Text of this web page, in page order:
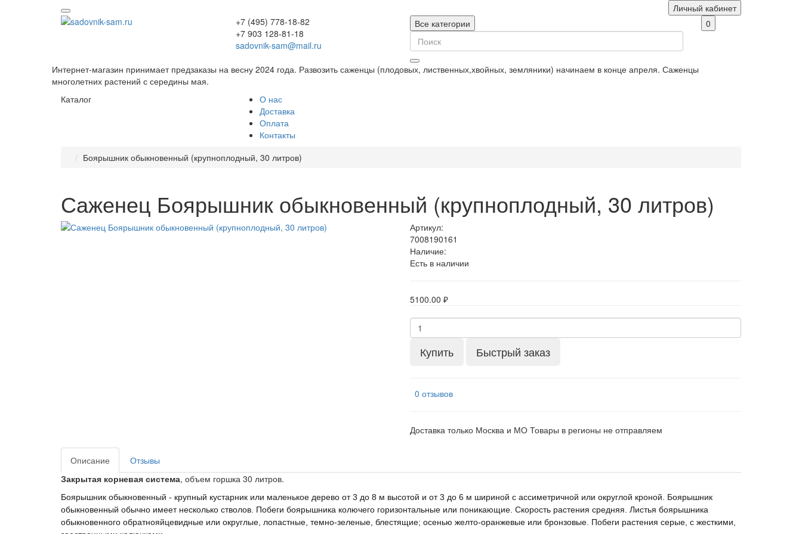
Личный кабинет
+7 (495) 778-18-82
+7 903 128-81-18
sadovnik-sam@mail.ru
0
Все категории
Интернет-магазин принимает предзаказы на весну 2024 года. Развозить саженцы (плодовых, лиственных,хвойных, земляники) начинаем в конце апреля. Саженцы
многолетних растений с середины мая.
Каталог
О нас
Доставка
Оплата
Контакты
Боярышник обыкновенный (крупноплодный, 30 литров)
Саженец Боярышник обыкновенный (крупноплодный, 30 литров)
Артикул:
7008190161
Наличие:
Есть в наличии
5100.00 ₽
Купить Быстрый заказ
0 отзывов
Доставка только Москва и МО Товары в регионы не отправляем
Описание
Отзывы
Закрытая корневая система, объем горшка 30 литров.
Боярышник обыкновенный - крупный кустарник или маленькое дерево от 3 до 8 м высотой и от 3 до 6 м шириной с ассиметричной или округлой кроной. Боярышник
обыкновенный обычно имеет несколько стволов. Побеги боярышника колючего горизонтальные или поникающие. Скорость растения средняя. Листья боярышника
обыкновенного обратнояйцевидные или округлые, лопастные, темно-зеленые, блестящие; осенью желто-оранжевые или бронзовые. Побеги растения серые, с жесткими,